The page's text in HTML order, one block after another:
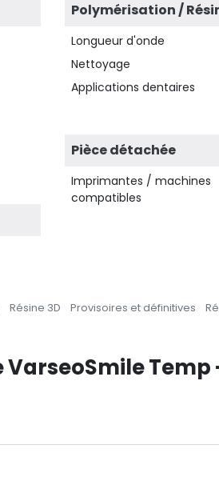
Polymérisation /
Longueur d'onde
Nettoyage
Applications dentaires
Pièce détachée
Imprimantes / machines
compatibles
Résine 3D Provisoires et définitives
Temp